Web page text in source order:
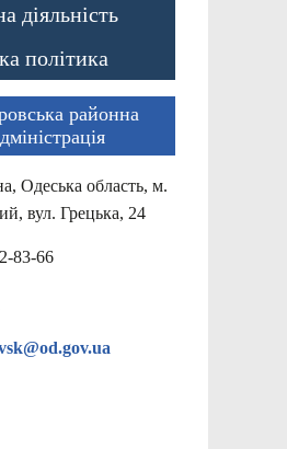
діяльність
політика
районна
Одеська область, м.
вул. Грецька, 24
83-66